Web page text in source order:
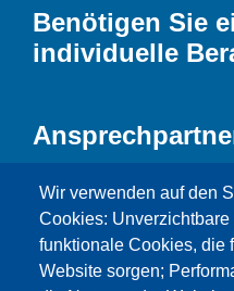
Wir verwenden auf den
Cookies:
funktionale Cookies, die
Website sorgen;
Benötigen Sie
individuelle